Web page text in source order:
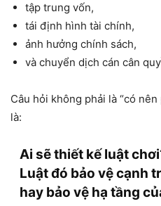
tập trung vốn,
tái định hình tài chính,
ảnh hưởng chính sách,
và chuyển dịch cán cân
Câu hỏi không phải là “có
là:
Ai sẽ thiết kế luật
Luật đó bảo vệ cạnh
hay bảo vệ hạ tầng